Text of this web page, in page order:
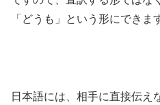
「どうも」という形にできま
日本語には、相手に直接伝え